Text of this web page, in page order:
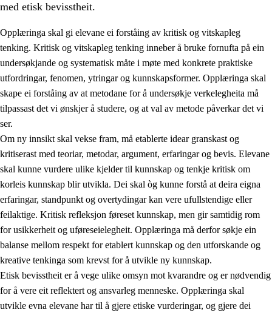
1. Verdigrunnlaget i opplæringa
1.2 Identitet og kulturelt mangfald
1.3 Kritisk tenking og etisk bevisstheit
1.4 Skaparglede, engasjement og utforskartrong
1.5 Respekt for naturen og miljøbevisstheit
1.6 Demokrati og medverknad
med etisk bevisstheit.
Opplæringa skal gi elevane ei forståing av kritisk og vitskapleg
tenking. Kritisk og vitskapleg tenking inneber å bruke fornufta på ein
undersøkjande og systematisk måte i møte med konkrete praktiske
utfordringar, fenomen, ytringar og kunnskapsformer. Opplæringa skal
skape ei forståing av at metodane for å undersøkje verkelegheita må
tilpassast det vi ønskjer å studere, og at val av metode påverkar det vi
ser.
Om ny innsikt skal vekse fram, må etablerte idear granskast og
kritiserast med teoriar, metodar, argument, erfaringar og bevis. Elevane
skal kunne vurdere ulike kjelder til kunnskap og tenkje kritisk om
korleis kunnskap blir utvikla. Dei skal òg kunne forstå at deira eigna
erfaringar, standpunkt og overtydingar kan vere ufullstendige eller
feilaktige. Kritisk refleksjon føreset kunnskap, men gir samtidig rom
for usikkerheit og uføreseielegheit. Opplæringa må derfor søkje ein
balanse mellom respekt for etablert kunnskap og den utforskande og
kreative tenkinga som krevst for å utvikle ny kunnskap.
Etisk bevisstheit er å vege ulike omsyn mot kvarandre og er nødvendig
for å vere eit reflektert og ansvarleg menneske. Opplæringa skal
utvikle evna elevane har til å gjere etiske vurderingar, og gjere dei